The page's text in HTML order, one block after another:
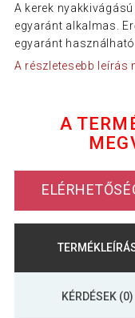
A kerek
egyaránt alkalmas.
egyaránt
A részletesebb leírás
A
KÉRDÉSEK (0)